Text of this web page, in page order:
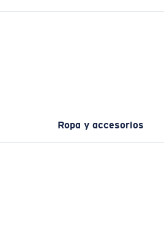
Ropa y accesorios